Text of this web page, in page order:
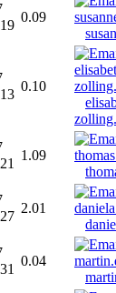
0.09
0.10
1.09
2.01
0.04